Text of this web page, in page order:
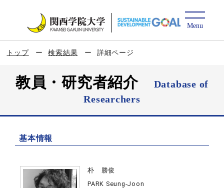
トップ 検索結果 詳細ページ
教員・研究者紹介
Database of
Researchers
基本情報
朴 勝俊
PARK Seung-Joon